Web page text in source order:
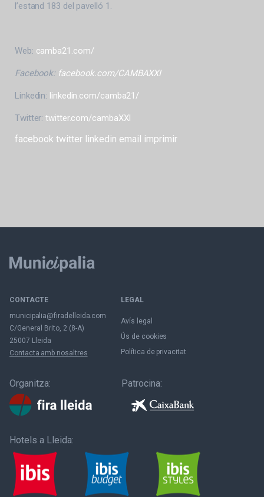
l’estand 183 del pavelló 1.
Web: camba21.com/
Facebook: facebook.com/CAMBAXXI
Linkedin: linkedin.com/camba21/
Twitter:twitter.com/cambaXXI
facebook twitter linkedin email imprimir
CONTACTE
municipalia@firadelleida.com
C/General Brito, 2 (8-A)
25007 Lleida
Contacta amb nosaltres
LEGAL
Avís legal
Ús de cookies
Política de privacitat
Organitza: Patrocina:
Hotels a Lleida: